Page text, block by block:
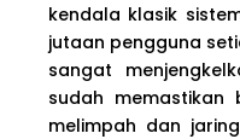
kendala klasik
jutaan pengguna
sangat
sudah
melimpah dan